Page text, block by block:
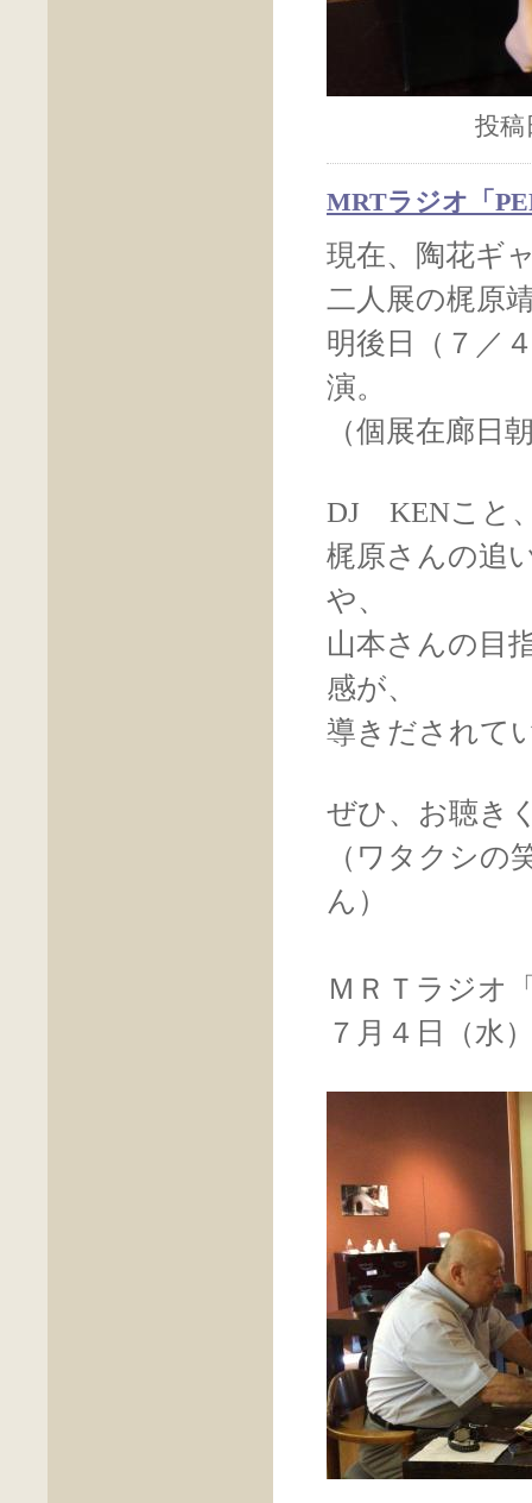
投稿
MRTラジオ「
現在、陶花ギ
二人展の梶原
明後日（７／
演。
（個展在廊日
DJ KENこと
梶原さんの追
や、
山本さんの目
感が、
導きだされて
ぜひ、お聴き
（ワタクシの
ん）
ＭＲＴラジオ
７月４日（水